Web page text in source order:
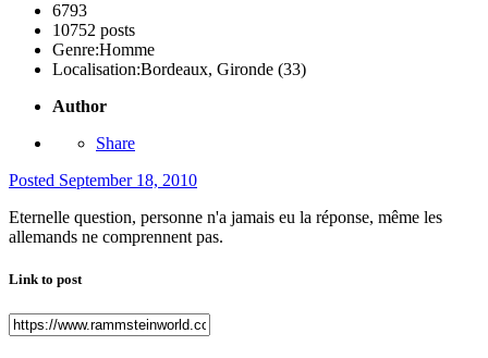
6793
10752 posts
Genre:Homme
Localisation:Bordeaux, Gironde (33)
Author
Share
Posted September 18, 2010
Eternelle question, personne n'a jamais eu la réponse, même les
allemands ne comprennent pas.
Link to post